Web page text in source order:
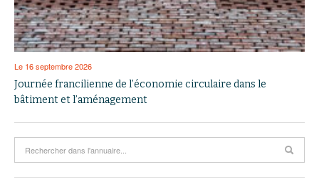
Le 16 septembre 2026
Journée francilienne de l’économie circulaire dans le
bâtiment et l’aménagement